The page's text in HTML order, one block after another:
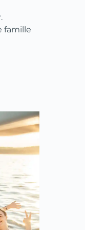
famille